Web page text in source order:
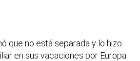
que no está separada y lo hizo
en sus vacaciones por Europa.